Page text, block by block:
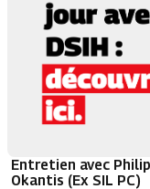
Entretien avec
Okantis (Ex SIL PC)